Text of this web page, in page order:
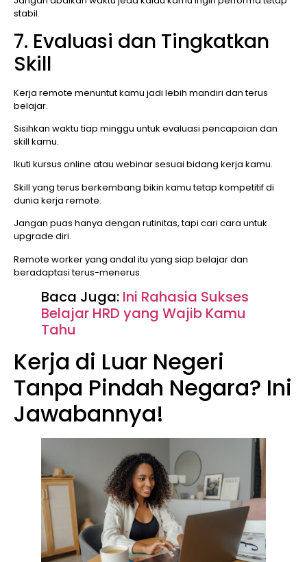
stabil.
7. Evaluasi dan Tingkatkan
Skill
Kerja remote menuntut kamu jadi lebih mandiri dan terus
belajar.
Sisihkan waktu tiap minggu untuk evaluasi pencapaian dan
skill kamu.
Ikuti kursus online atau webinar sesuai bidang kerja kamu.
Skill yang terus berkembang bikin kamu tetap kompetitif di
dunia kerja remote.
Jangan puas hanya dengan rutinitas, tapi cari cara untuk
upgrade diri.
Remote worker yang andal itu yang siap belajar dan
beradaptasi terus-menerus.
Baca Juga: Ini Rahasia Sukses
Belajar HRD yang Wajib Kamu
Tahu
Kerja di Luar Negeri
Tanpa Pindah Negara? Ini
Jawabannya!